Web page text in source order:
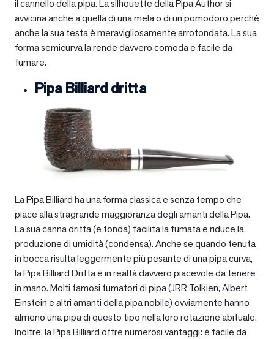
il cannello della pipa. La silhouette della Pipa Author si
avvicina anche a quella di una mela o di un pomodoro perché
anche la sua testa è meravigliosamente arrotondata. La sua
forma semicurva la rende davvero comoda e facile da
fumare.
Pipa Billiard dritta
La Pipa Billiard ha una forma classica e senza tempo che
piace alla stragrande maggioranza degli amanti della Pipa.
La sua canna dritta (e tonda) facilita la fumata e riduce la
produzione di umidità (condensa). Anche se quando tenuta
in bocca risulta leggermente più pesante di una pipa curva,
la Pipa Billiard Dritta è in realtà davvero piacevole da tenere
in mano. Molti famosi fumatori di pipa (JRR Tolkien, Albert
Einstein e altri amanti della pipa nobile) ovviamente hanno
almeno una pipa di questo tipo nella loro rotazione abituale.
Inoltre, la Pipa Billiard offre numerosi vantaggi: è facile da